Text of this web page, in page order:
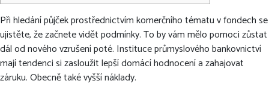
Při hledání půjček prostřednictvím komerčního tématu v fondech se
ujistěte, že začnete vidět podmínky. To by vám mělo pomoci zůstat
dál od nového vzrušení poté. Instituce průmyslového bankovnictví
mají tendenci si zasloužit lepší domácí hodnocení a zahajovat
záruku. Obecně také vyšší náklady.